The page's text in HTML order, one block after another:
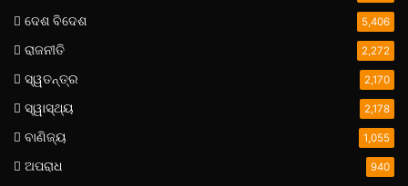
ଦେଶ ବିଦେଶ 5,406
ରାଜନୀତି 2,272
ସ୍ୱତନ୍ତ୍ର 2,170
ସ୍ୱାସ୍ଥ୍ୟ 2,178
ବାଣିଜ୍ୟ 1,055
ଅପରାଧ 940